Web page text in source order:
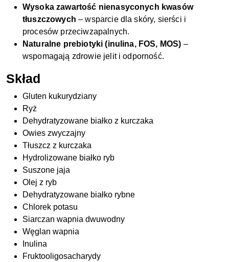
Wysoka zawartość nienasyconych kwasów
tłuszczowych – wsparcie dla skóry, sierści i
procesów przeciwzapalnych.
Naturalne prebiotyki (inulina, FOS, MOS) –
wspomagają zdrowie jelit i odporność.
Skład
Gluten kukurydziany
Ryż
Dehydratyzowane białko z kurczaka
Owies zwyczajny
Tłuszcz z kurczaka
Hydrolizowane białko ryb
Suszone jaja
Olej z ryb
Dehydratyzowane białko rybne
Chlorek potasu
Siarczan wapnia dwuwodny
Węglan wapnia
Inulina
Fruktooligosacharydy